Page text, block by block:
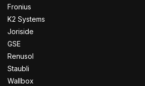
Fronius
K2 Systems
Joriside
GSE
Renusol
Staubli
Wallbox